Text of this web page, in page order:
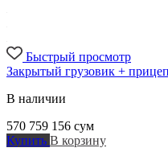
Быстрый просмотр
Закрытый грузовик +
В наличии
570 759 156 сум
Купить В корзину